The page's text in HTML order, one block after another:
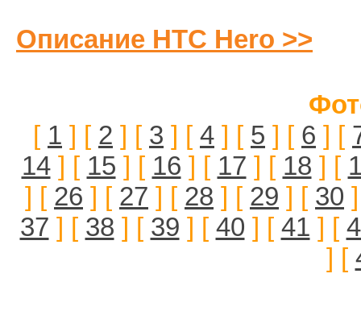
Описание HTC Hero >>
[ 1 ] [ 2 ] [ 3 ] [ 4 ] [ 5 ] [ 6 ] [
14] [ 15 ] [ 16 ] [ 17 ] [ 18 ] [
] [ 26 ] [ 27 ] [ 28 ] [ 29 ] [ 30
37 ] [ 38 ] [ 39 ] [ 40 ] [ 41 ] [
] [